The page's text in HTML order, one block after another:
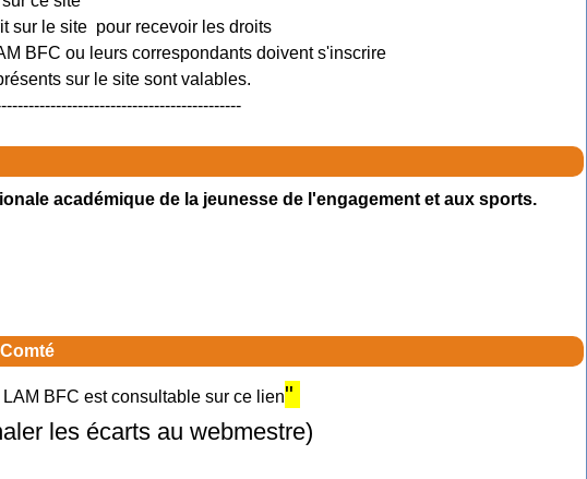
sur le site pour recevoir les droits
BFC ou leurs correspondants doivent s'inscrire
sur le site sont valables.
académique de la jeunesse de l'engagement et aux sports.
BFC est consultable sur ce lien"
les écarts au webmestre)